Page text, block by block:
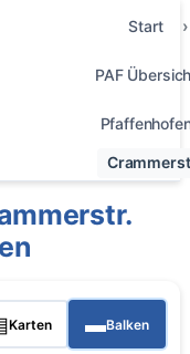
Start
PAF
Karten ▬Balken